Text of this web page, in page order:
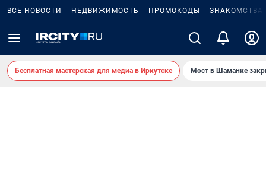
ВСЕ НОВОСТИ НЕДВИЖИМОСТЬ ПРОМОКОДЫ ЗНАКОМСТВА
Бесплатная мастерская для медиа в Иркутске Мост в Шаманке